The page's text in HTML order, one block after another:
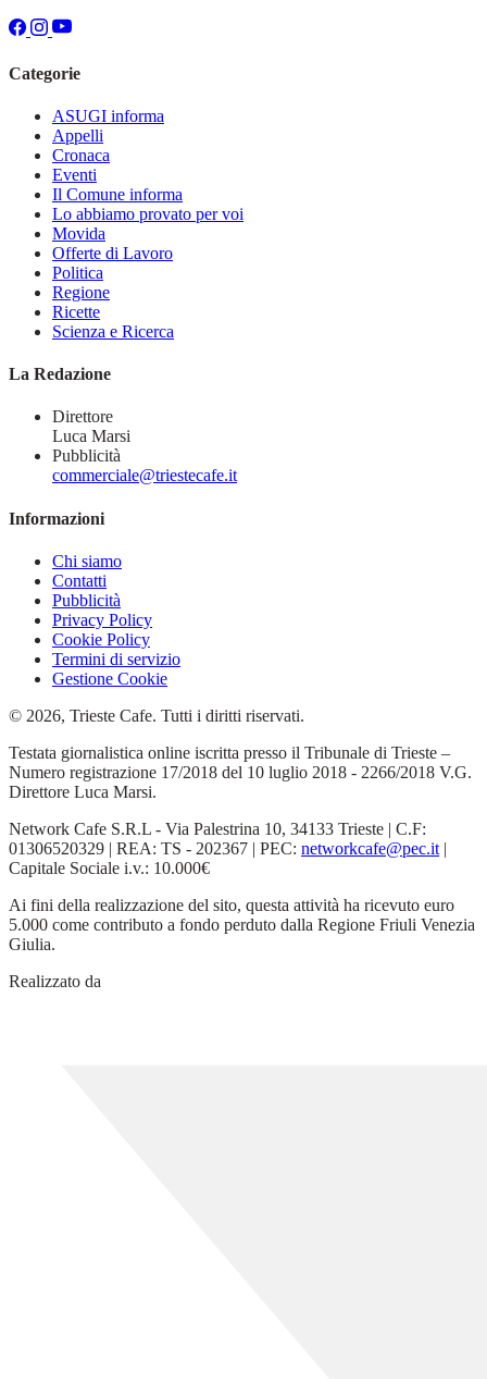
Categorie
ASUGI informa
Appelli
Cronaca
Eventi
Il Comune informa
Lo abbiamo provato per voi
Movida
Offerte di Lavoro
Politica
Regione
Ricette
Scienza e Ricerca
La Redazione
Direttore
Luca Marsi
Pubblicità
commerciale@triestecafe.it
Informazioni
Chi siamo
Contatti
Pubblicità
Privacy Policy
Cookie Policy
Termini di servizio
Gestione Cookie
© 2026, Trieste Cafe. Tutti i diritti riservati.
Testata giornalistica online iscritta presso il Tribunale di Trieste –
Numero registrazione 17/2018 del 10 luglio 2018 - 2266/2018 V.G.
Direttore Luca Marsi.
Network Cafe S.R.L - Via Palestrina 10, 34133 Trieste | C.F:
01306520329 | REA: TS - 202367 | PEC: networkcafe@pec.it |
Capitale Sociale i.v.: 10.000€
Ai fini della realizzazione del sito, questa attività ha ricevuto euro
5.000 come contributo a fondo perduto dalla Regione Friuli Venezia
Giulia.
Realizzato da